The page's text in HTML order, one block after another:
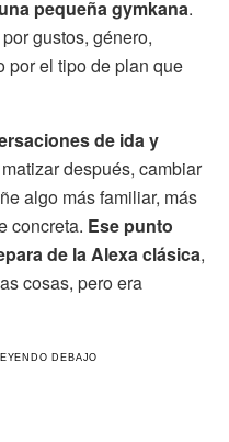
pequeña gymkana.
gustos, género,
por el tipo de plan que
de ida y
después, cambiar
algo más familiar, más
concreta. Ese punto
de la Alexa clásica,
cosas, pero era